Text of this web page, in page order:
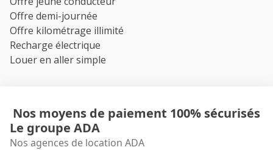
Offre demi-journée
Offre kilométrage illimité
Recharge électrique
Louer en aller simple
Nos moyens de paiement 100% sécurisés
Le groupe ADA
Nos agences de location ADA